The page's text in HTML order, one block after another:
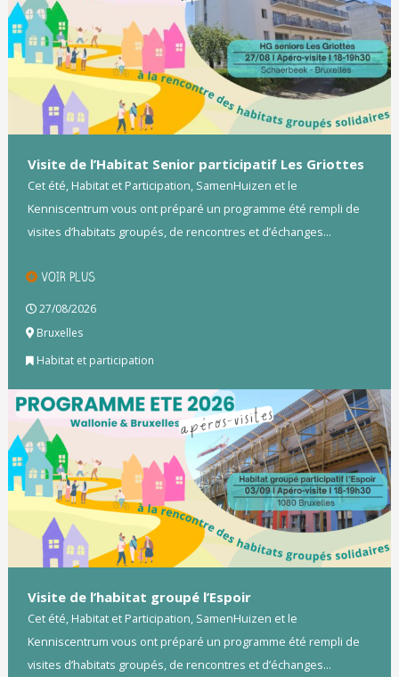
Visite de l’Habitat Senior participatif Les Griottes
Cet été, Habitat et Participation, SamenHuizen et le
Kenniscentrum vous ont préparé un programme été rempli de
visites d’habitats groupés, de rencontres et d’échanges...
VOIR PLUS
27/08/2026
Bruxelles
Habitat et participation
Visite de l’habitat groupé l’Espoir
Cet été, Habitat et Participation, SamenHuizen et le
Kenniscentrum vous ont préparé un programme été rempli de
visites d’habitats groupés, de rencontres et d’échanges...